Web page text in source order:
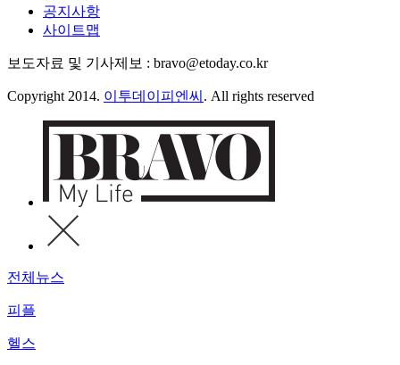
공지사항
사이트맵
보도자료 및 기사제보 : bravo@etoday.co.kr
Copyright 2014. 이투데이피엔씨 . All rights reserved
전체뉴스
피플
헬스